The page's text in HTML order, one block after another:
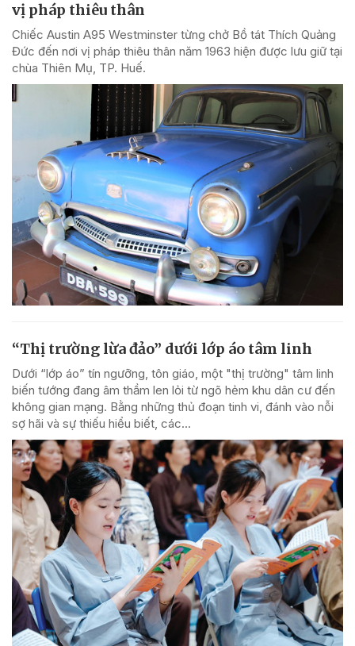
vị pháp thiêu thân
Chiếc Austin A95 Westminster từng chở Bồ tát Thích Quảng
Đức đến nơi vị pháp thiêu thân năm 1963 hiện được lưu giữ tại
chùa Thiên Mụ, TP. Huế.
“Thị trường lừa đảo” dưới lớp áo tâm linh
Dưới “lớp áo” tín ngưỡng, tôn giáo, một "thị trường" tâm linh
biến tướng đang âm thầm len lỏi từ ngõ hẻm khu dân cư đến
không gian mạng. Bằng những thủ đoạn tinh vi, đánh vào nỗi
sợ hãi và sự thiếu hiểu biết, các...